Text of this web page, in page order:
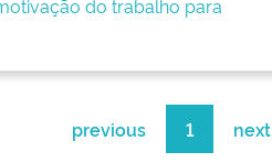
do trabalho para
previous 1 next